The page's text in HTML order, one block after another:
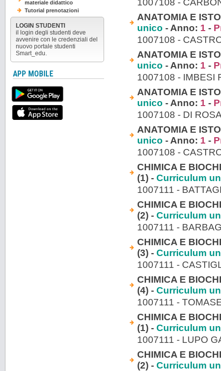
ANATOMIA E
unico - Anno: 1 -
1007108 -
ANATOMIA E
unico - Anno: 1 -
1007108 - IMBESI
ANATOMIA E
unico - Anno: 1 -
1007108 - DI
ANATOMIA E
unico - Anno: 1 -
1007108 -
CHIMICA E
(1) - Curriculum
1007111 -
CHIMICA E
(2) - Curriculum
1007111 -
CHIMICA E
(3) - Curriculum
1007111 -
CHIMICA E
(4) - Curriculum
1007111 -
CHIMICA E
(1) - Curriculum
1007111 - LUPO
CHIMICA E
(2) - Curriculum
materiale didattico
Tutorial prenotazioni
LOGIN STUDENTI
il login degli studenti deve
avvenire con le credenziali del
nuovo portale studenti
Smart_edu.
APP MOBILE